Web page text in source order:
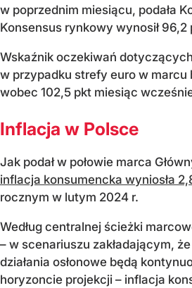
w poprzednim miesiącu, podała
Konsensus rynkowy wynosił 96,2
Wskaźnik oczekiwań
w przypadku strefy euro w marcu
wobec 102,5 pkt miesiąc
Inflacja w Polsce
Jak podał w połowie marca
inflacja konsumencka wyniosła
rocznym w lutym 2024 r.
Według centralnej ścieżki
– w scenariuszu zakładającym,
działania osłonowe będą
horyzoncie projekcji – inflacja